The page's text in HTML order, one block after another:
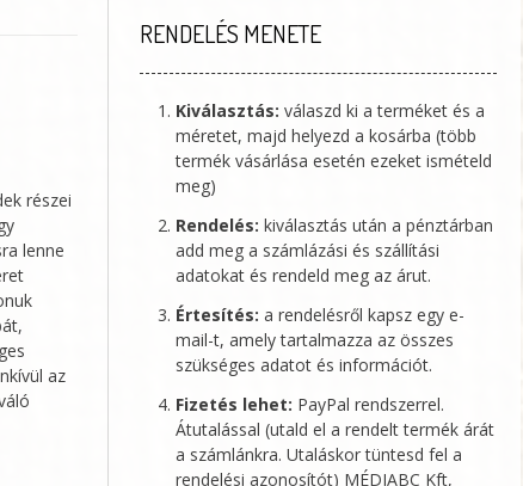
részei
lenne
az
RENDELÉS MENETE
Kiválasztás: válaszd ki a terméket és a
méretet, majd helyezd a kosárba (több
termék vásárlása esetén ezeket ismételd
meg)
Rendelés: kiválasztás után a pénztárban
add meg a számlázási és szállítási
adatokat és rendeld meg az árut.
Értesítés: a rendelésről kapsz egy e-
mail-t, amely tartalmazza az összes
szükséges adatot és információt.
Fizetés lehet: PayPal rendszerrel.
Átutalással (utald el a rendelt termék árát
a számlánkra. Utaláskor tüntesd fel a
rendelési azonosítót) MÉDIABC Kft,